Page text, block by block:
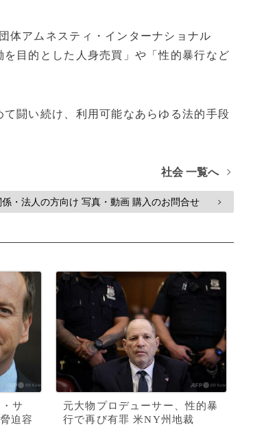
体アムネスティ・インターナショナル
目的とした人身売買」や「性的暴行など
闘い続け、利用可能なあらゆる法的手段
社会 一覧へ >
係・法人の方向け 写真・動画 購入のお問合せ >
サ
迫容
元大物プロデューサー、性的暴
行で再び有罪 米NY州地裁